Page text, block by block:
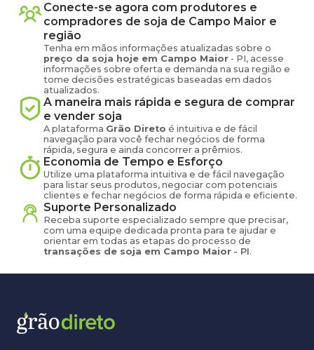
Conecte-se agora com produtores e
compradores de soja de Campo Maior e
região
Tenha em mãos informações atualizadas sobre o
preço da soja hoje em Campo Maior - PI, acesse
informações sobre oferta e demanda na sua região e
tome decisões estratégicas baseadas em dados
atualizados.
A maneira mais rápida e segura de comprar
e vender soja
A plataforma Grão Direto é intuitiva e de fácil
navegação para você fechar negócios de forma
rápida, segura e ainda concorrer a prêmios.
Economia de Tempo e Esforço
Utilize uma plataforma intuitiva e de fácil navegação
para listar seus produtos, negociar com potenciais
clientes e fechar negócios de forma rápida e eficiente.
Suporte Personalizado
Receba suporte especializado sempre que precisar,
com uma equipe dedicada pronta para te ajudar e
orientar em todas as etapas do processo de
transações de soja em Campo Maior - PI.